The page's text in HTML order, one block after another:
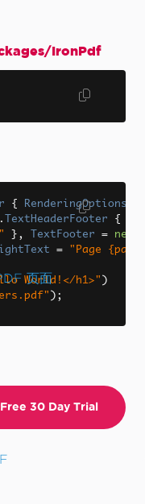
页面
IronPdf
{
RenderingOptions
. TextHeaderFooter {
}, TextFooter =
new
=
"Page {pag
World!</h1>" )
);
Free 30 Day Trial